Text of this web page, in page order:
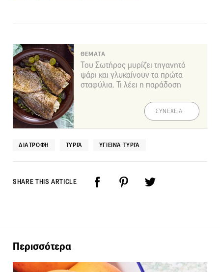
ΘΕΜΑΤΑ
Του Σωτήρος μυρίζει τηγανητό
ψάρι και γλυκαίνουν τα πρώτα
σταφύλια. Τι λέει η παράδοση
ΣΥΝΕΧΕΙΑ
ΔΙΑΤΡΟΦΉ ΤΥΡΙΆ ΥΓΙΕΙΝΆ ΤΥΡΙΆ
SHARE THIS ARTICLE
Περισσότερα